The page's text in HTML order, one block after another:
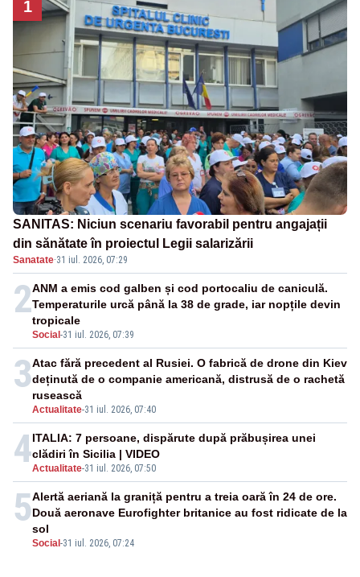
1
SANITAS: Niciun scenariu favorabil pentru angajații
din sănătate în proiectul Legii salarizării
Sanatate·31 iul. 2026, 07:29
2
Social -31 iul. 2026, 07:39
ANM a emis cod galben și cod portocaliu de caniculă.
Temperaturile urcă până la 38 de grade, iar nopțile devin
tropicale
3
Actualitate-31 iul. 2026, 07:40
Atac fără precedent al Rusiei. O fabrică de drone din Kiev
deținută de o companie americană, distrusă de o rachetă
rusească
4Actualitate-31 iul. 2026, 07:50
ITALIA: 7 persoane, dispărute după prăbușirea unei
clădiri în Sicilia | VIDEO
5
Social -31 iul. 2026, 07:24
Alertă aeriană la graniță pentru a treia oară în 24 de ore.
Două aeronave Eurofighter britanice au fost ridicate de la
sol